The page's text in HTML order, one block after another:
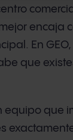
encaja
En
que
equipo que